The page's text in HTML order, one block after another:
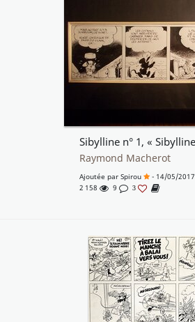
Raymond Macherot
Ajoutée par Spirou
- 14/05/2017
2 158
9 3